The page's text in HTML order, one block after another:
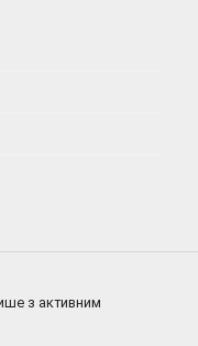
з активним